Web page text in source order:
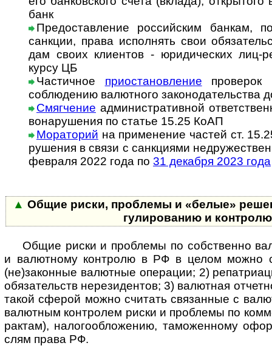
банк
Предоставление российским банкам,
санкции, права исполнять свои
дам своих кли­ен­тов - юри­ди­чес­ких лиц-­
курсу ЦБ
Частичное приостановление проверок
соблю­дению валют­ного зако­но­да­тель­ства
Смягчение административной
во­на­ру­ше­ния по статье 15.25 КоАП
Мораторий на при­ме­не­ние частей ст.
ру­ше­ния в свя­зи с сан­к­ци­я­ми
фев­раля 2022 года по 31 дека­бря 2023 года
▲ Общие риски, проблемы и «белые»
гу­ли­ро­ва­нию и
Общие риски и проблемы по собственно
и валют­ному конт­ролю в РФ в целом можно
(не)за­кон­ные валют­ные опера­ции; 2)
обяза­тельств нерези­дентов; 3) валют­ная
такой сферой можно счи­тать связан­ные с
валют­ным конт­ролем риски и проб­лемы по
рак­там), налого­обло­жению, тамо­жен­ному
слям права РФ.